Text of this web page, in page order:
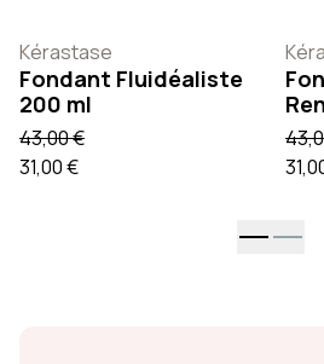
Kérastase
Fondant Fluidéaliste
200 ml
43,00 €
31,00 €